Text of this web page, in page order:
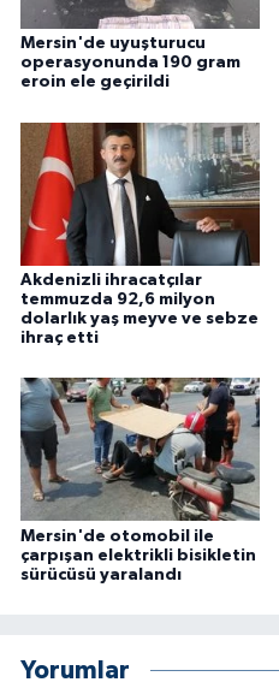
Mersin'de uyuşturucu
operasyonunda 190 gram
eroin ele geçirildi
Akdenizli ihracatçılar
temmuzda 92,6 milyon
dolarlık yaş meyve ve sebze
ihraç etti
Mersin'de otomobil ile
çarpışan elektrikli bisikletin
sürücüsü yaralandı
Yorumlar